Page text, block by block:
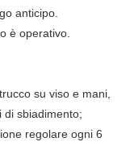
anticipo.
è operativo.
su viso e mani,
di sbiadimento;
regolare ogni 6